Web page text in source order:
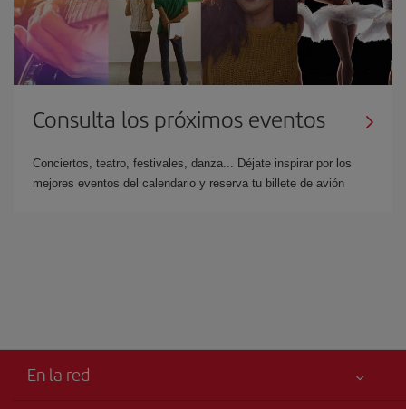
Consulta los próximos eventos
Conciertos, teatro, festivales, danza... Déjate inspirar por los
mejores eventos del calendario y reserva tu billete de avión
En la red